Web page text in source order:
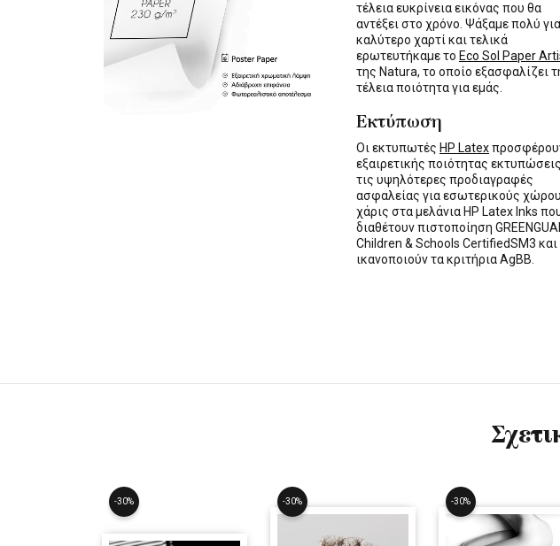
τέλεια ευκρίνεια εικόνας που θα
αντέξει στο χρόνο. Ψάξαμε πολύ
καλύτερο χαρτί και τελικά
ερωτευτήκαμε το Eco Sol Paper
της Natura, το οποίο εξασφαλίζει
τέλεια ποιότητα για εμάς.
Εκτύπωση
Οι εκτυπωτές HP Latex
εξαιρετικής ποιότητας
τις υψηλότερες προδιαγραφές
ασφαλείας για εσωτερικούς
χάρις στα μελάνια HP Latex Inks
διαθέτουν πιστοποίηση
Children & Schools CertifiedSM3 και
ικανοποιούν τα κριτήρια AgBB.
-30% -30% -30%